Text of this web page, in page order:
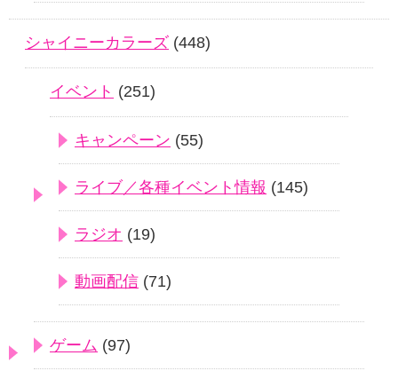
シャイニーカラーズ (448)
イベント (251)
キャンペーン (55)
ライブ／各種イベント情報 (145)
ラジオ (19)
動画配信 (71)
ゲーム (97)